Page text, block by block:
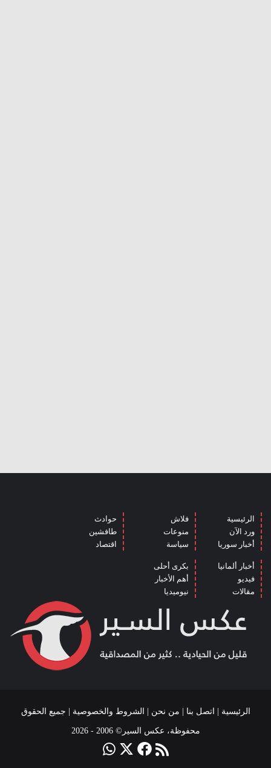
الرئيسية
ورد الآن
أخبار سوريا
فلاش
منوعات
سياسة
حوادث
طافشين
اقتصاد
أخبار ألمانيا
فيديو
مقالات
بكرى أحلى
أهم الأخبار
نيوميديا
الرئيسية اتصل بنا من نحن الشروط والخصوصية | جميع الحقوق
محفوظة، عكس السير© 2006 - 2026